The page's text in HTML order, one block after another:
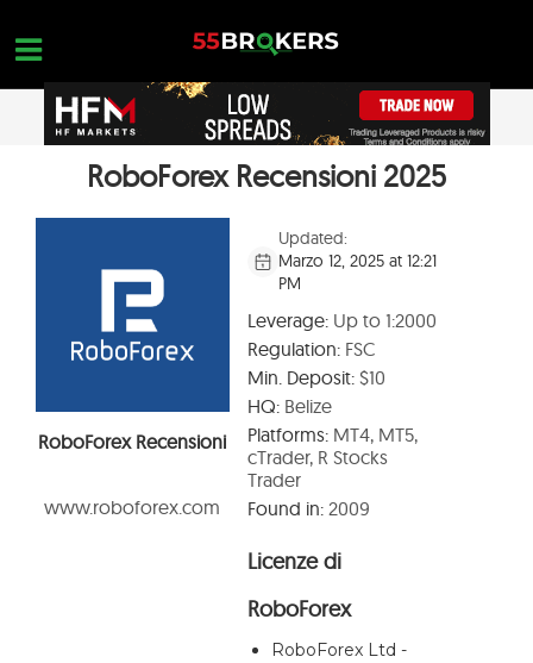
content
PAGINA INIZIALE
RECENSIONI DI BROKER FOREX
BROKER DA EVITARE
FORMAZIONE FOREX
RICHIESTE DI COMMERCIO
APRI UN ACCOUNT GRATUITO
OPEN A FREE ACCOUNT
RoboForex Recensioni 2025
RoboForex Recensioni
www.roboforex.com
Updated:
Marzo 12, 2025 at 12:21
PM
Leverage:Up to 1:2000
Regulation:FSC
Min. Deposit:$10
HQ:Belize
Platforms:MT4, MT5,
cTrader, R Stocks
Trader
Found in:2009
Licenze di
RoboForex
RoboForex Ltd -